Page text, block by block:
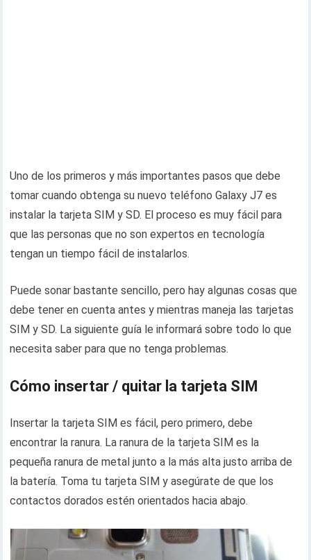
Uno de los primeros y más importantes pasos que debe
tomar cuando obtenga su nuevo teléfono Galaxy J7 es
instalar la tarjeta SIM y SD. El proceso es muy fácil para
que las personas que no son expertos en tecnología
tengan un tiempo fácil de instalarlos.
Puede sonar bastante sencillo, pero hay algunas cosas que
debe tener en cuenta antes y mientras maneja las tarjetas
SIM y SD. La siguiente guía le informará sobre todo lo que
necesita saber para que no tenga problemas.
Cómo insertar / quitar la tarjeta SIM
Insertar la tarjeta SIM es fácil, pero primero, debe
encontrar la ranura. La ranura de la tarjeta SIM es la
pequeña ranura de metal junto a la más alta justo arriba de
la batería. Toma tu tarjeta SIM y asegúrate de que los
contactos dorados estén orientados hacia abajo.